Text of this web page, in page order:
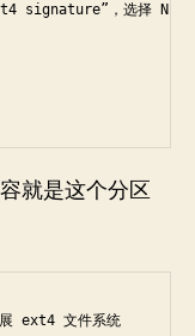
，选择 N（不
就是这个分区
ext4 文件系统